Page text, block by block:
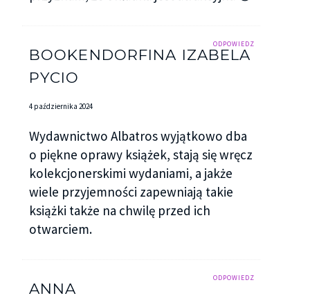
ODPOWIEDZ
BOOKENDORFINA IZABELA
PYCIO
4 października 2024
Wydawnictwo Albatros wyjątkowo dba
o piękne oprawy książek, stają się wręcz
kolekcjonerskimi wydaniami, a jakże
wiele przyjemności zapewniają takie
książki także na chwilę przed ich
otwarciem.
ODPOWIEDZ
ANNA